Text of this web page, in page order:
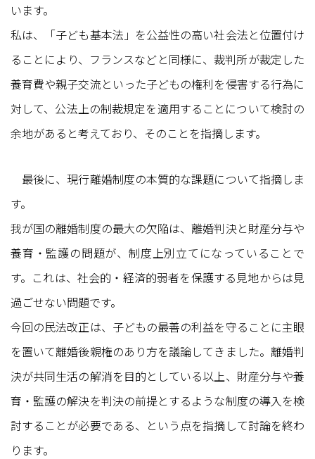
います。
私は、「子ども基本法」を公益性の高い社会法と位置付け
ることにより、フランスなどと同様に、裁判所が裁定した
養育費や親子交流といった子どもの権利を侵害する行為に
対して、公法上の制裁規定を適用することについて検討の
余地があると考えており、そのことを指摘します。
最後に、現行離婚制度の本質的な課題について指摘しま
す。
我が国の離婚制度の最大の欠陥は、離婚判決と財産分与や
養育・監護の問題が、制度上別立てになっていることで
す。これは、社会的・経済的弱者を保護する見地からは見
過ごせない問題です。
今回の民法改正は、子どもの最善の利益を守ることに主眼
を置いて離婚後親権のあり方を議論してきました。離婚判
決が共同生活の解消を目的としている以上、財産分与や養
育・監護の解決を判決の前提とするような制度の導入を検
討することが必要である、という点を指摘して討論を終わ
ります。